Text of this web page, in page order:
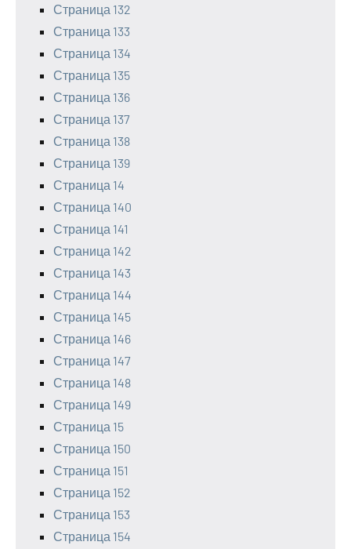
Страница 132
Страница 133
Страница 134
Страница 135
Страница 136
Страница 137
Страница 138
Страница 139
Страница 14
Страница 140
Страница 141
Страница 142
Страница 143
Страница 144
Страница 145
Страница 146
Страница 147
Страница 148
Страница 149
Страница 15
Страница 150
Страница 151
Страница 152
Страница 153
Страница 154